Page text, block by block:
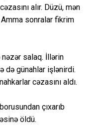
alır. Düzü, mən
sonralar fikrim
nəzər salaq. İllərin
də günahlar işlənirdi.
cəzasını aldı.
çıxarıb
öldü.